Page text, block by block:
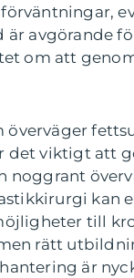
är avgörande
om att
överväger
det viktigt att
noggrant
kan
till
rätt
är